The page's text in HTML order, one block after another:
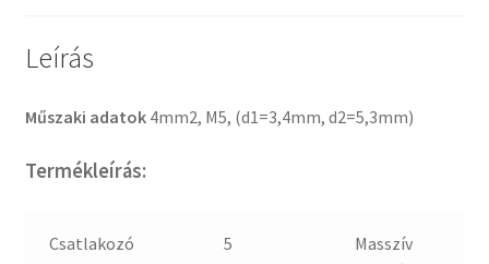
Leírás
Műszaki adatok 4mm2, M5, (d1=3,4mm, d2=5,3mm)
Termékleírás:
Csatlakozó
5
Masszív